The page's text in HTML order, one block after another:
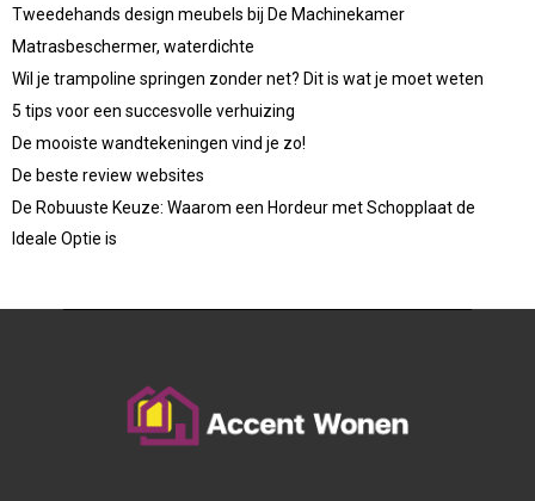
Tweedehands design meubels bij De Machinekamer
Matrasbeschermer, waterdichte
Wil je trampoline springen zonder net? Dit is wat je moet weten
5 tips voor een succesvolle verhuizing
De mooiste wandtekeningen vind je zo!
De beste review websites
De Robuuste Keuze: Waarom een Hordeur met Schopplaat de
Ideale Optie is